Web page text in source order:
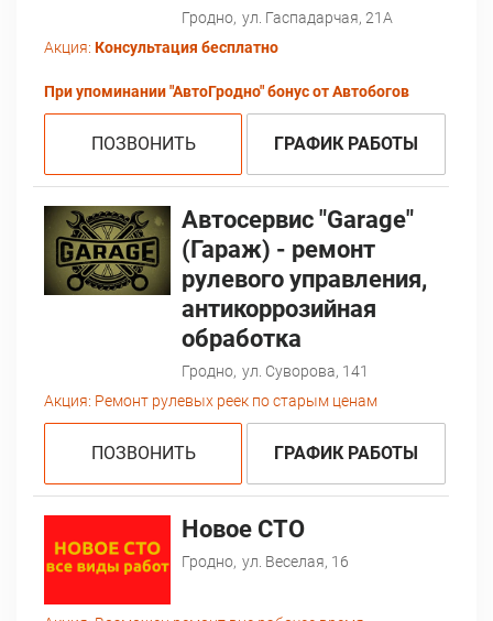
Гродно, ул. Гаспадарчая, 21А
Акция: Консультация бесплатно
При упоминании "АвтоГродно" бонус от Автобогов
ПОЗВОНИТЬ ГРАФИК РАБОТЫ
Автосервис "Garage"
(Гараж) - ремонт
рулевого управления,
антикоррозийная
обработка
Гродно, ул. Суворова, 141
Акция: Ремонт рулевых реек по старым ценам
ПОЗВОНИТЬ ГРАФИК РАБОТЫ
Новое СТО
Гродно, ул. Веселая, 16